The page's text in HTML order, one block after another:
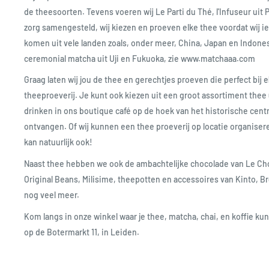
de theesoorten. Tevens voeren wij Le Parti du Thé, l'Infuseur uit
zorg samengesteld, wij kiezen en proeven elke thee voordat wij
komen uit vele landen zoals, onder meer, China, Japan en
ceremonial matcha uit Uji en Fukuoka, zie www.matchaaa.com
Graag laten wij jou de thee en gerechtjes proeven die perfect bij
theeproeverij. Je kunt ook kiezen uit een groot assortiment thee
drinken in ons boutique café op de hoek van het historische
ontvangen. Of wij kunnen een thee proeverij op locatie
kan natuurlijk ook!
Naast thee hebben we ook de ambachtelijke chocolade van Le
Original Beans, Milisime, theepotten en accessoires van Kinto,
nog veel meer.
Kom langs in onze winkel waar je thee, matcha, chai, en koffie
op de Botermarkt 11, in Leiden.